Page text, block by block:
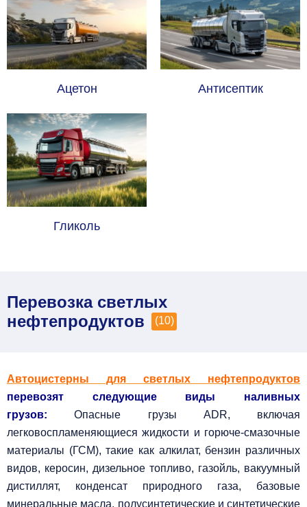
Ацетон Антисептик
Гликоль
Перевозка светлых
нефтепродуктов
(10)
Автоцистерны для светлых нефтепродуктов
перевозят следующие виды наливных
грузов: Опасные грузы ADR, включая
легковоспламеняющиеся жидкости и горюче-смазочные
материалы (ГСМ), такие как алкилат, бензин различных
видов, керосин, дизельное топливо, газойль, вакуумный
дистиллят, конденсат природного газа, базовые
минеральные масла, полусинтетические и синтетические